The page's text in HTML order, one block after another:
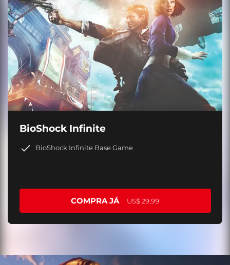
BioShock Infinite
BioShock Infinite Base Game
COMPRA JÁ US$ 29,99